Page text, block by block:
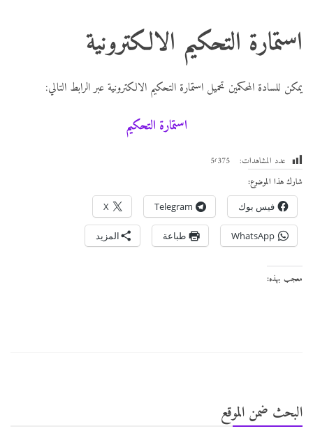
استمارة التحكيم الالكترونية
يمكن للسادة المحكمين تحميل استمارة التحكيم الالكترونية عبر الرابط التالي:
استمارة التحكيم
عدد المشاهدات:
5٬375
شارك هذا الموضوع:
فيس بوك Telegram
X
WhatsApp طباعة المزيد
معجب بهذه:
البحث ضمن الموقع